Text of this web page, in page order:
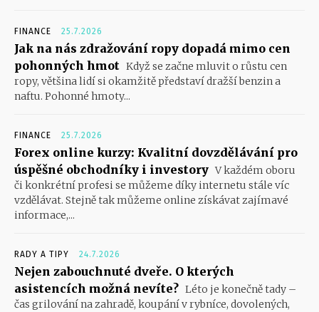
FINANCE 25.7.2026
Jak na nás zdražování ropy dopadá mimo cen
pohonných hmot Když se začne mluvit o růstu cen
ropy, většina lidí si okamžitě představí dražší benzin a
naftu. Pohonné hmoty...
FINANCE 25.7.2026
Forex online kurzy: Kvalitní dovzdělávání pro
úspěšné obchodníky i investory V každém oboru
či konkrétní profesi se můžeme díky internetu stále víc
vzdělávat. Stejně tak můžeme online získávat zajímavé
informace,...
RADY A TIPY 24.7.2026
Nejen zabouchnuté dveře. O kterých
asistencích možná nevíte? Léto je konečně tady –
čas grilování na zahradě, koupání v rybníce, dovolených,